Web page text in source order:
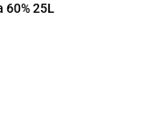
60% 25L